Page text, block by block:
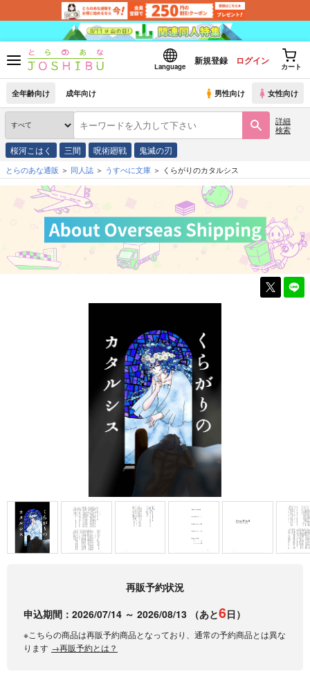
Language
新規登録 ログイン
カート
全年齢向け 成年向け 男性向け 女性向け
詳細
検索
桜河こはく 三間 呪術廻戦 鬼滅の刃
とらのあな通販 同人誌 うすべに文庫 くらがりのカタルシス
再販予約状況
申込期間： 2026/07/14 ～ 2026/08/13 （あと6日）
※こちらの商品は再販予約商品となっており、通常の予約商品とは異な
ります →再販予約とは？